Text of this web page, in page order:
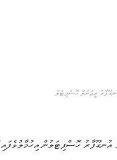
ރީޖަނަލް ހޮސްޕިޓަލް
ހޮސްޕިޓަލުން